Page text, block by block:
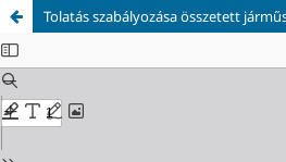
Tolatás szabályozása összetett